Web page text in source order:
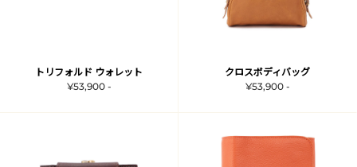
トリフォルド ウォレット
¥53,900 -
クロスボディバッグ
¥53,900 -